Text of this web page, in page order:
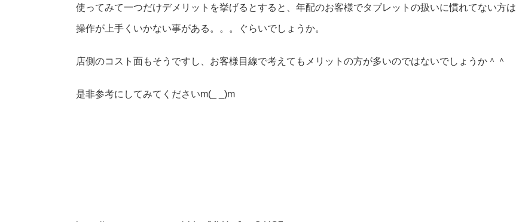
使ってみて一つだけデメリットを挙げるとすると、年配のお客様でタブレットの扱いに慣れてない方は
操作が上手くいかない事がある。。。ぐらいでしょうか。
店側のコスト面もそうですし、お客様目線で考えてもメリットの方が多いのではないでしょうか＾＾
是非参考にしてみてくださいm(_ _)m